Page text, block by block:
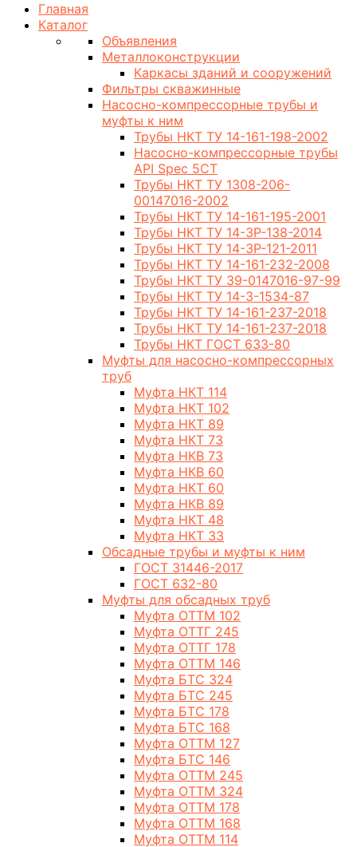
Главная
Каталог
Объявления
Металлоконструкции
Каркасы зданий и сооружений
Фильтры скважинные
Насосно-компрессорные трубы и
муфты к ним
Трубы НКТ ТУ 14-161-198-2002
Насосно-компрессорные трубы
API Spec 5CT
Трубы НКТ ТУ 1308-206-
00147016-2002
Трубы НКТ ТУ 14-161-195-2001
Трубы НКТ ТУ 14-3Р-138-2014
Трубы НКТ ТУ 14-3Р-121-2011
Трубы НКТ ТУ 14-161-232-2008
Трубы НКТ ТУ 39-0147016-97-99
Трубы НКТ ТУ 14-3-1534-87
Трубы НКТ ТУ 14-161-237-2018
Трубы НКТ ТУ 14-161-237-2018
Трубы НКТ ГОСТ 633-80
Муфты для насосно-компрессорных
труб
Муфта НКТ 114
Муфта НКТ 102
Муфта НКТ 89
Муфта НКТ 73
Муфта НКВ 73
Муфта НКВ 60
Муфта НКТ 60
Муфта НКВ 89
Муфта НКТ 48
Муфта НКТ 33
Обсадные трубы и муфты к ним
ГОСТ 31446-2017
ГОСТ 632-80
Муфты для обсадных труб
Муфта ОТТМ 102
Муфта ОТТГ 245
Муфта ОТТГ 178
Муфта ОТТМ 146
Муфта БТС 324
Муфта БТС 245
Муфта БТС 178
Муфта БТС 168
Муфта ОТТМ 127
Муфта БТС 146
Муфта ОТТМ 245
Муфта ОТТМ 324
Муфта ОТТМ 178
Муфта ОТТМ 168
Муфта ОТТМ 114